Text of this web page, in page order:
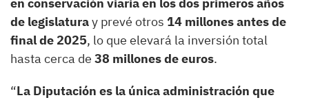
en conservación viaria en los dos primeros años
de legislaturay prevé otros 14 millones antes de
final de 2025, lo que elevará la inversión total
hasta cerca de 38 millones de euros.
“La Diputación es la única administración que